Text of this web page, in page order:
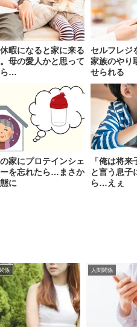
暇になると家に来る
母の愛人かと思って
ら…
セルフレジ
家族のやり
せられる
家にプロテインシェ
を忘れたら…まさか
に
「俺は将来
と言う息子
ら…えぇ
係 人間関係